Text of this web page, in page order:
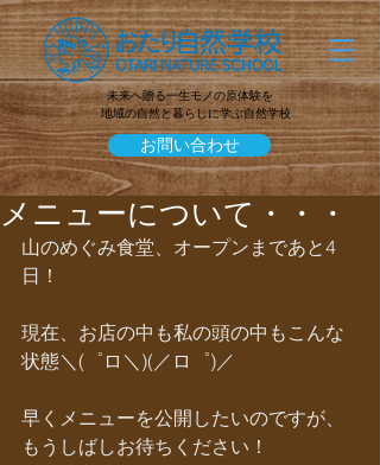
未来へ贈る一生モノの原体験を
地域の自然と暮らしに学ぶ自然学校
お問い合わせ
メニューについて・・・
山のめぐみ食堂、オープンまであと4
日！
現在、お店の中も私の頭の中もこんな
状態＼(゜ロ＼)(／ロ゜)／
早くメニューを公開したいのですが、
もうしばしお待ちください！